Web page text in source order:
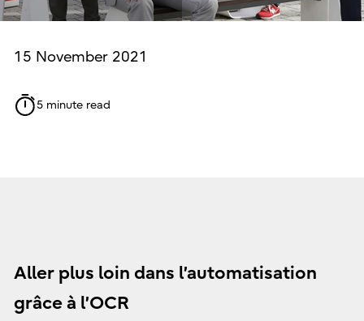
15 November 2021
5 minute read
Aller plus loin dans l’automatisation
grâce à l’OCR